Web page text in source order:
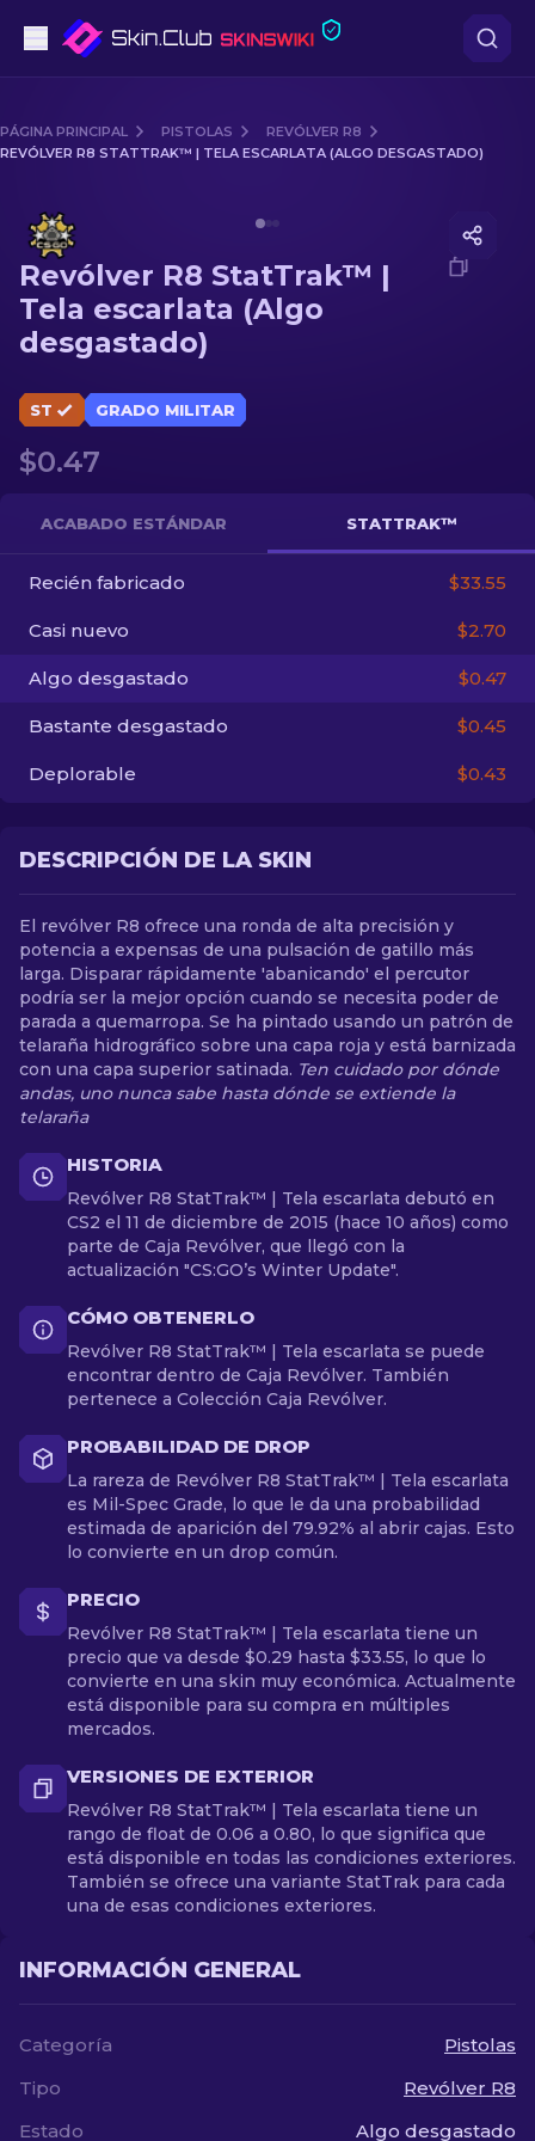
Gama media
Fusiles
Fusiles de Francotirador
Cuchillos
Guantes
Cajas
Otro
ES
PÁGINA PRINCIPAL PISTOLAS
REVÓLVER R8
REVÓLVER R8 STATTRAK™ | TELA ESCARLATA (ALGO DESGASTADO)
Revólver R8 StatTrak™ |
Tela escarlata (Algo
desgastado)
ST GRADO MILITAR
$0.47
ACABADO ESTÁNDAR STATTRAK™
Recién fabricado $33.55
Casi nuevo $2.70
Algo desgastado $0.47
Bastante desgastado $0.45
Deplorable $0.43
DESCRIPCIÓN DE LA SKIN
El revólver R8 ofrece una ronda de alta precisión y
potencia a expensas de una pulsación de gatillo más
larga. Disparar rápidamente 'abanicando' el percutor
podría ser la mejor opción cuando se necesita poder de
parada a quemarropa. Se ha pintado usando un patrón de
telaraña hidrográfico sobre una capa roja y está barnizada
con una capa superior satinada. Ten cuidado por dónde
andas, uno nunca sabe hasta dónde se extiende la
telaraña
HISTORIA
Revólver R8 StatTrak™ | Tela escarlata debutó en
CS2 el 11 de diciembre de 2015 (hace 10 años) como
parte de Caja Revólver, que llegó con la
actualización "CS:GO’s Winter Update".
CÓMO OBTENERLO
Revólver R8 StatTrak™ | Tela escarlata se puede
encontrar dentro de Caja Revólver. También
pertenece a Colección Caja Revólver.
PROBABILIDAD DE DROP
La rareza de Revólver R8 StatTrak™ | Tela escarlata
es Mil-Spec Grade, lo que le da una probabilidad
estimada de aparición del 79.92% al abrir cajas. Esto
lo convierte en un drop común.
PRECIO
Revólver R8 StatTrak™ | Tela escarlata tiene un
precio que va desde $0.29 hasta $33.55, lo que lo
convierte en una skin muy económica. Actualmente
está disponible para su compra en múltiples
mercados.
VERSIONES DE EXTERIOR
Revólver R8 StatTrak™ | Tela escarlata tiene un
rango de float de 0.06 a 0.80, lo que significa que
está disponible en todas las condiciones exteriores.
También se ofrece una variante StatTrak para cada
una de esas condiciones exteriores.
INFORMACIÓN GENERAL
Categoría
Pistolas
Tipo
Revólver R8
Estado
Algo desgastado